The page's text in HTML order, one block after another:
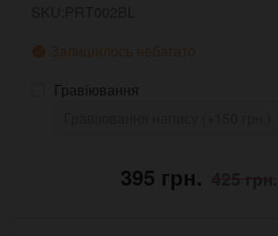
Гравіювання
395 грн. 425 грн.